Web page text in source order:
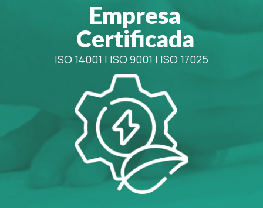
Empresa
Certificada
ISO 14001 | ISO 9001 | ISO 17025